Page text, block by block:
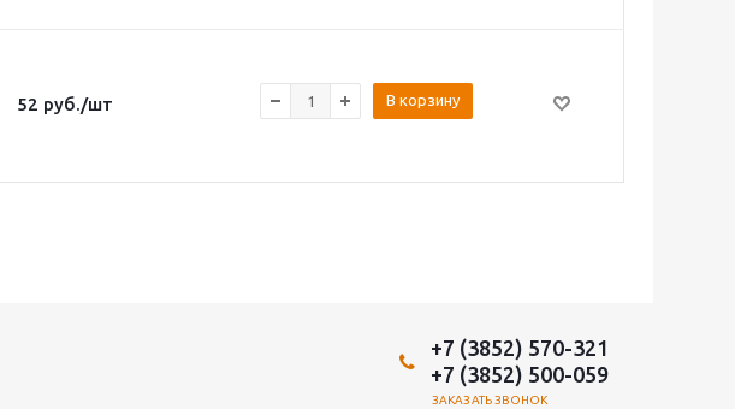
52 руб./шт В корзину
+7 (3852) 570-321
+7 (3852) 500-059
ЗАКАЗАТЬ ЗВОНОК